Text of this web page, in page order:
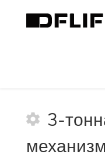
Платформа
3-